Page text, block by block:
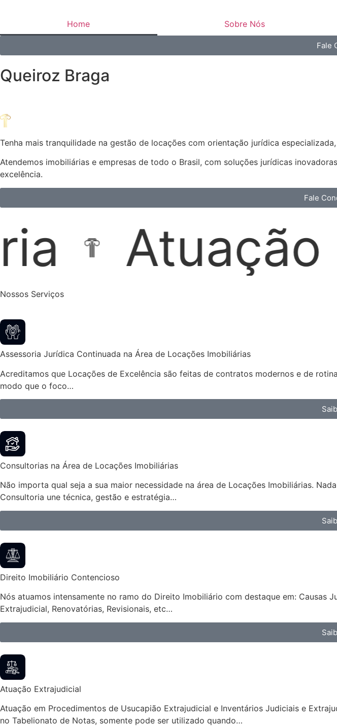
Home Sobre Nós
Fale
Queiroz Braga
Tenha mais tranquilidade na gestão de locações com orientação jurídica
Atendemos imobiliárias e empresas de todo o Brasil, com soluções jurídicas
excelência.
Fale
Nossos Serviços
Assessoria Jurídica Continuada na Área de Locações Imobiliárias
Acreditamos que Locações de Excelência são feitas de contratos modernos e de
modo que o foco…
Consultorias na Área de Locações Imobiliárias
Não importa qual seja a sua maior necessidade na área de Locações Imobiliárias.
Consultoria une técnica, gestão e estratégia…
Direito Imobiliário Contencioso
Nós atuamos intensamente no ramo do Direito Imobiliário com destaque em: Causas
Extrajudicial, Renovatórias, Revisionais, etc…
Atuação Extrajudicial
Atuação em Procedimentos de Usucapião Extrajudicial e Inventários Judiciais e
no Tabelionato de Notas, somente pode ser utilizado quando…